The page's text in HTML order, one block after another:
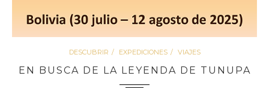
DESCUBRIR EXPEDICIONES VIAJES
EN BUSCA DE LA LEYENDA DE TUNUPA